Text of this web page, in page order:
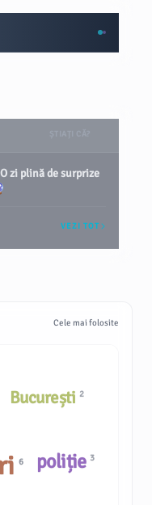
zi plină de surprize
VEZI TOT
Cele mai folosite
București 2
6 poliție 3